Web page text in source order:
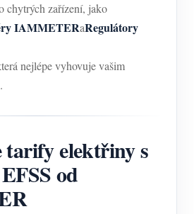
chytrých zařízení, jako
IAMMETERaRegulátory
nejlépe vyhovuje vašim
tarify elektřiny s
od